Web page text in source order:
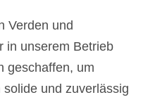
Verden und
in unserem Betrieb
geschaffen, um
und zuverlässig